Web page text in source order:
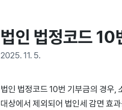
법인 법정코드 10
2025. 11. 5.
법인 법정코드 10번 기부금의 경우
대상에서 제외되어 법인세 감면 효